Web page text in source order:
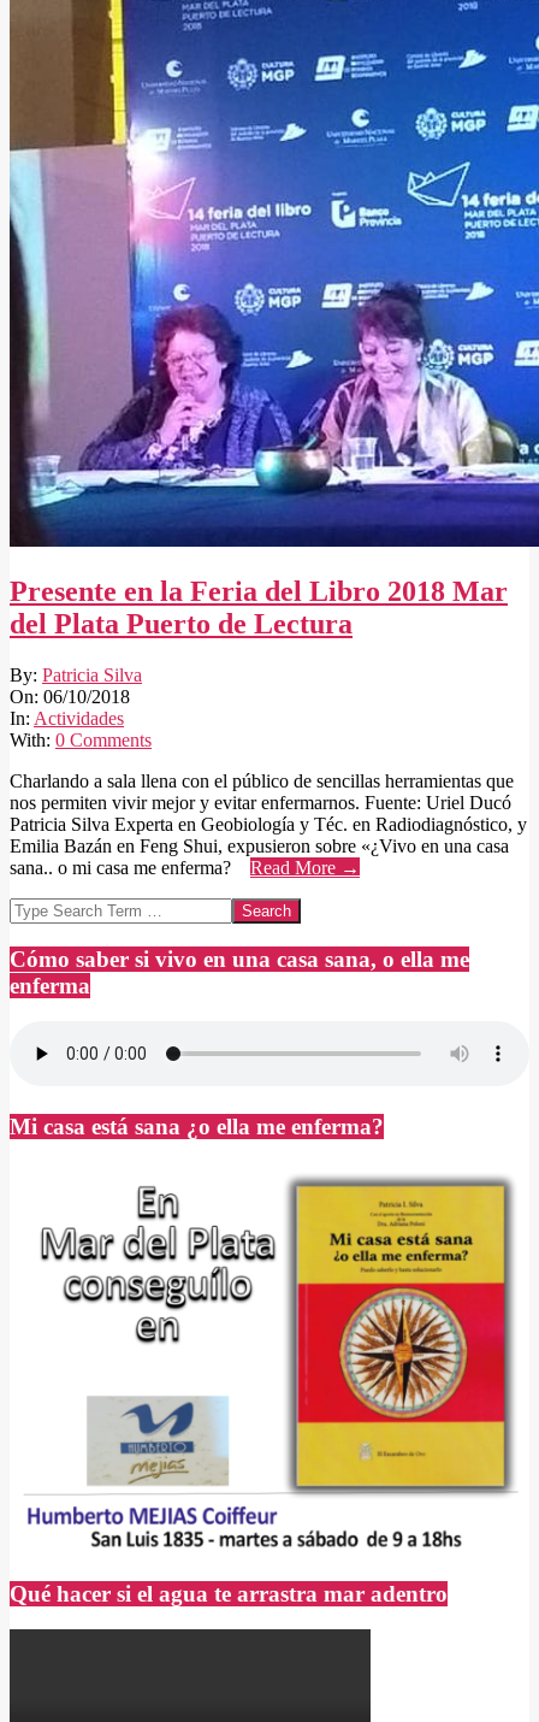
Presente en la Feria del Libro 2018 Mar
del Plata Puerto de Lectura
2018-
10-
06
By: Patricia Silva
On: 06/10/2018
In: Actividades
With: 0 Comments
Charlando a sala llena con el público de sencillas herramientas que
nos permiten vivir mejor y evitar enfermarnos. Fuente: Uriel Ducó
Patricia Silva Experta en Geobiología y Téc. en Radiodiagnóstico, y
Emilia Bazán en Feng Shui, expusieron sobre «¿Vivo en una casa
sana.. o mi casa me enferma? Read More →
Search
Cómo saber si vivo en una casa sana, o ella me
enferma
Mi casa está sana ¿o ella me enferma?
Qué hacer si el agua te arrastra mar adentro